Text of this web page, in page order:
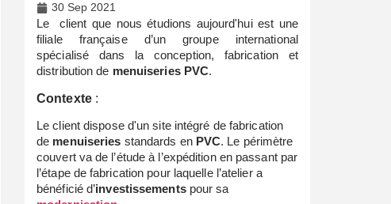
30 Sep 2021
Le client que nous étudions aujourd'hui est une
filiale française d’un groupe international
spécialisé dans la conception, fabrication et
distribution de menuiseries PVC.
Contexte:
Le client dispose d'un site intégré de fabrication
de menuiseries standards en PVC. Le périmètre
couvert va de l’étude à l’expédition en passant par
l’étape de fabrication pour laquelle l’atelier a
bénéficié d’investissementspour sa